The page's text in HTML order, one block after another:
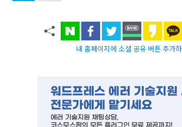
내 홈페이지에 소셜 공유 버튼 추가